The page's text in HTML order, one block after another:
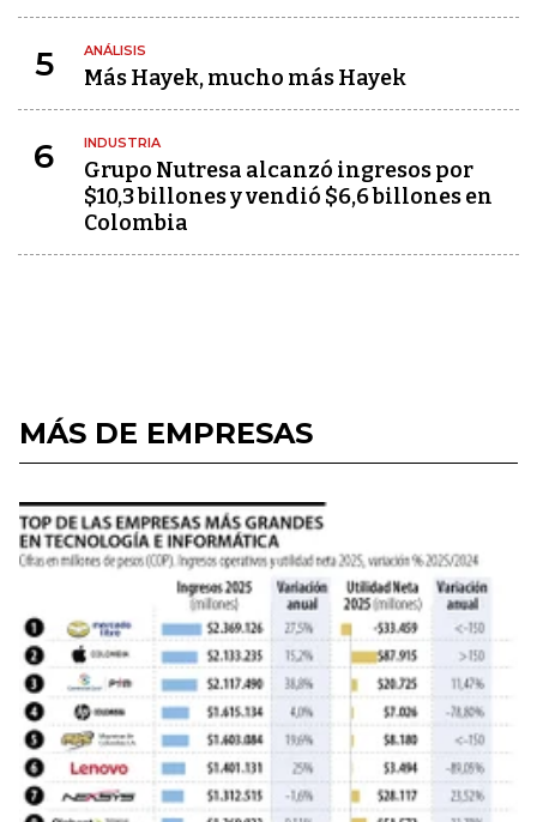
5 ANÁLISIS
Más Hayek, mucho más Hayek
6 INDUSTRIA
Grupo Nutresa alcanzó ingresos por
$10,3 billones y vendió $6,6 billones en
Colombia
MÁS DE EMPRESAS